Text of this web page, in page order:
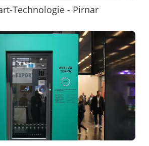
Technologie - Pirnar